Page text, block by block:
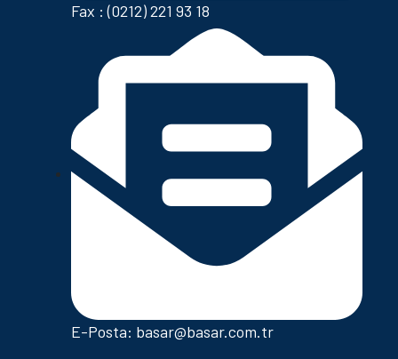
Fax : (0212) 221 93 18
E-Posta: basar@basar.com.tr